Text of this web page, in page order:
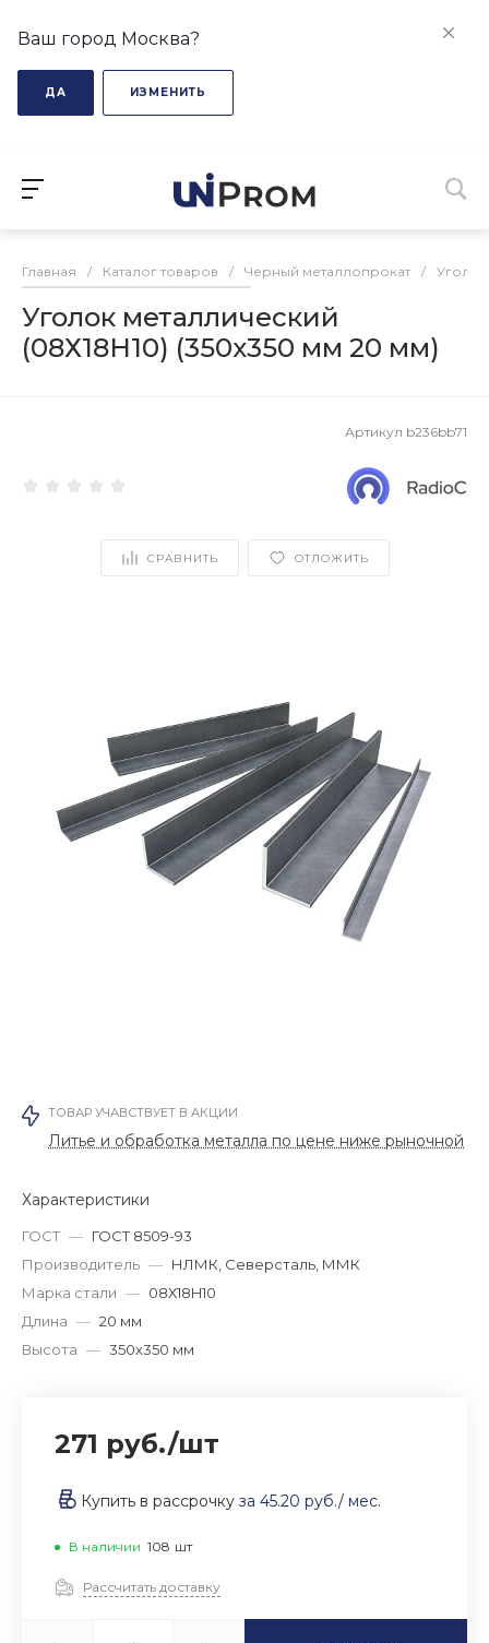
Ваш город Москва?
ДА ИЗМЕНИТЬ
Главная / Каталог товаров / Черный металлопрокат / Уголок
Уголок металлический
(08Х18H10) (350х350 мм 20 мм)
Артикул b236bb71
СРАВНИТЬ ОТЛОЖИТЬ
ТОВАР УЧАВСТВУЕТ В АКЦИИ
Литье и обработка металла по цене ниже рыночной
Характеристики
ГОСТ — ГОСТ 8509-93
Производитель — НЛМК, Северсталь, ММК
Марка стали — 08Х18H10
Длина — 20 мм
Высота — 350х350 мм
271 руб./шт
Купить в рассрочку за 45.20 руб./ мес.
В наличии 108 шт
Рассчитать доставку